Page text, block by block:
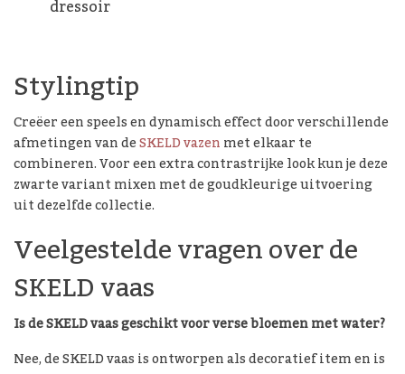
dressoir
Stylingtip
Creëer een speels en dynamisch effect door verschillende
afmetingen van deSKELD vazenmet elkaar te
combineren. Voor een extra contrastrijke look kun je deze
zwarte variant mixen met de goudkleurige uitvoering
uit dezelfde collectie.
Veelgestelde vragen over de
SKELD vaas
Is de SKELD vaas geschikt voor verse bloemen met water?
Nee, de SKELD vaas is ontworpen als decoratief item en is